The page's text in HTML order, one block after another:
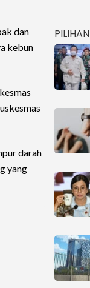
dan
kebun
darah
yang
PILIHAN